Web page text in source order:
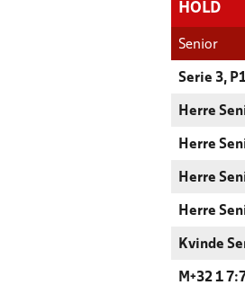
HOLD
Senior
Serie 3,
Herre
Herre
Herre
Herre
Kvinde
M+32 1